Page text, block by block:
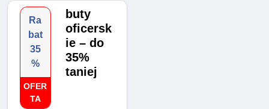
Ra
bat
35
%
OFER
TA
buty
oficersk
ie – do
35%
taniej